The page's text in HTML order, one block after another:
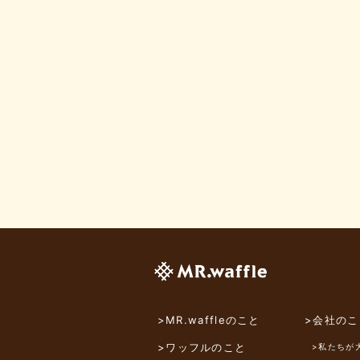
>MR.waffleのこと
>ワッフルのこと
>会社の
>私たちが